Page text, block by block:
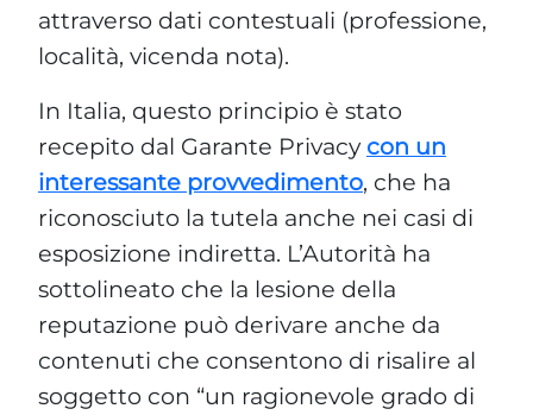
attraverso dati contestuali (professione,
località, vicenda nota).
In Italia, questo principio è stato
recepito dal Garante Privacy con un
interessante provvedimento, che ha
riconosciuto la tutela anche nei casi di
esposizione indiretta. L’Autorità ha
sottolineato che la lesione della
reputazione può derivare anche da
contenuti che consentono di risalire al
soggetto con “un ragionevole grado di